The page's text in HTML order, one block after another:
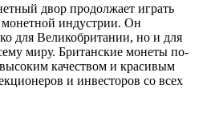
двор продолжает играть
индустрии. Он
для Великобритании, но и для
миру. Британские монеты по-
качеством и красивым
и инвесторов со всех